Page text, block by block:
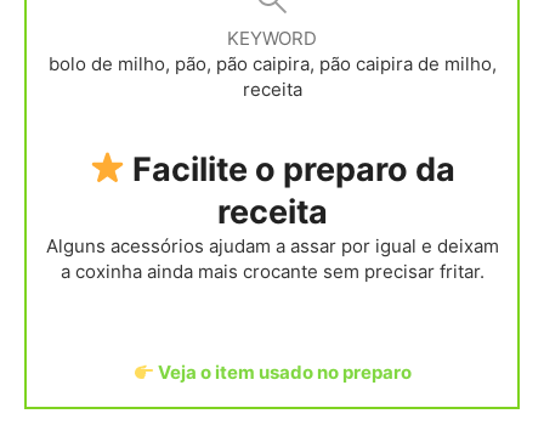
KEYWORD
bolo de milho, pão, pão caipira, pão caipira de milho,
receita
Facilite o preparo da
receita
Alguns acessórios ajudam a assar por igual e deixam
a coxinha ainda mais crocante sem precisar fritar.
Veja o item usado no preparo